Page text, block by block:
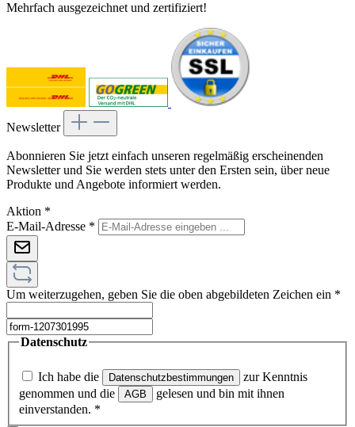
Mehrfach ausgezeichnet und zertifiziert!
Newsletter
Abonnieren Sie jetzt einfach unseren regelmäßig erscheinenden
Newsletter und Sie werden stets unter den Ersten sein, über neue
Produkte und Angebote informiert werden.
Aktion *
E-Mail-Adresse *
Um weiterzugehen, geben Sie die oben abgebildeten Zeichen ein *
Datenschutz
Ich habe die Datenschutzbestimmungen
zur Kenntnis
genommen und die
AGB
gelesen und bin mit ihnen
einverstanden. *